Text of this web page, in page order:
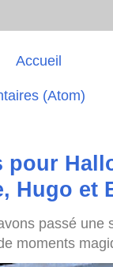
Accueil
(Atom)
pour
Hugo et
passé une
moments